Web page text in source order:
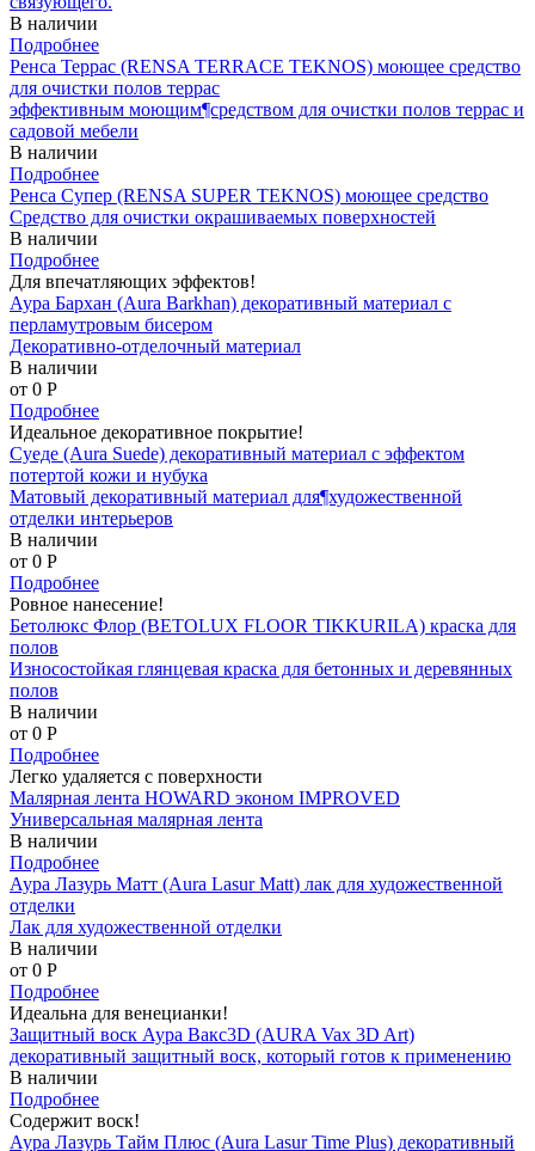
В наличии
Подробнее
Ренса Террас (RENSA TERRACE TEKNOS) моющее средство
для очистки полов террас
эффективным моющим¶средством для очистки полов террас и
садовой мебели
В наличии
Подробнее
Ренса Супер (RENSA SUPER TEKNOS) моющее средство
Средство для очистки окрашиваемых поверхностей
В наличии
Подробнее
Для впечатляющих эффектов!
Аура Бархан (Aura Barkhan) декоративный материал с
перламутровым бисером
Декоративно-отделочный материал
В наличии
от 0 P
Подробнее
Идеальное декоративное покрытие!
Суеде (Aura Suede) декоративный материал с эффектом
потертой кожи и нубука
Матовый декоративный материал для¶художественной
отделки интерьеров
В наличии
от 0 P
Подробнее
Ровное нанесение!
Бетолюкс Флор (BETOLUX FLOOR TIKKURILA) краска для
полов
Износостойкая глянцевая краска для бетонных и деревянных
полов
В наличии
от 0 P
Подробнее
Легко удаляется с поверхности
Малярная лента HOWARD эконом IMPROVED
Универсальная малярная лента
В наличии
Подробнее
Аура Лазурь Матт (Aura Lasur Matt) лак для художественной
отделки
Лак для художественной отделки
В наличии
от 0 P
Подробнее
Идеальна для венецианки!
Защитный воск Аура Вакс3D (AURA Vax 3D Art)
декоративный защитный воск, который готов к применению
В наличии
Подробнее
Содержит воск!
Аура Лазурь Тайм Плюс (Aura Lasur Time Plus) декоративный